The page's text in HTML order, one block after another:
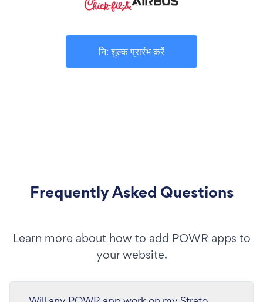
नि: शुल्क प्रारंभ करें
Frequently Asked Questions
Learn more about how to add POWR apps to
your website.